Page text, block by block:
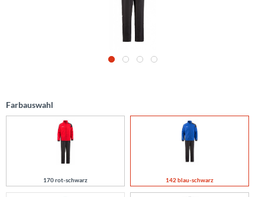
Farbauswahl
170 rot-schwarz 142 blau-schwarz